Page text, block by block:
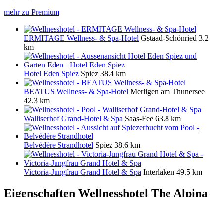
mehr zu Premium
ERMITAGE Wellness- & Spa-Hotel Gstaad-Schönried 3.2
km
Hotel Eden Spiez Spiez 38.4 km
BEATUS Wellness- & Spa-Hotel Merligen am Thunersee
42.3 km
Walliserhof Grand-Hotel & Spa Saas-Fee 63.8 km
Belvédère Strandhotel Spiez 38.6 km
Victoria-Jungfrau Grand Hotel & Spa Interlaken 49.5 km
Eigenschaften Wellnesshotel The Alpina